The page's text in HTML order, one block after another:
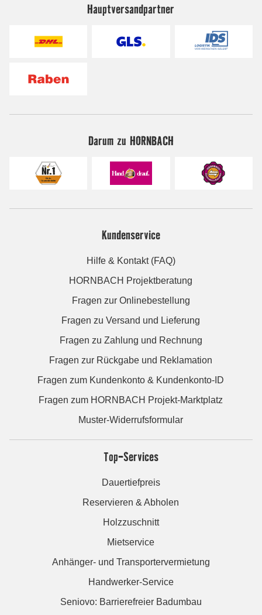
Hauptversandpartner
Darum zu HORNBACH
Kundenservice
Hilfe & Kontakt (FAQ)
HORNBACH Projektberatung
Fragen zur Onlinebestellung
Fragen zu Versand und Lieferung
Fragen zu Zahlung und Rechnung
Fragen zur Rückgabe und Reklamation
Fragen zum Kundenkonto & Kundenkonto-ID
Fragen zum HORNBACH Projekt-Marktplatz
Muster-Widerrufsformular
Top-Services
Dauertiefpreis
Reservieren & Abholen
Holzzuschnitt
Mietservice
Anhänger- und Transportervermietung
Handwerker-Service
Seniovo: Barrierefreier Badumbau